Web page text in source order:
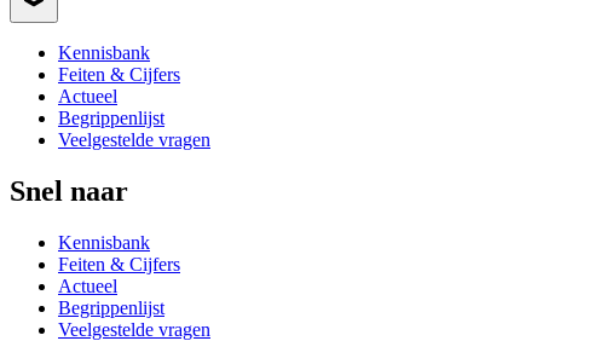
Kennisbank
Feiten & Cijfers
Actueel
Begrippenlijst
Veelgestelde vragen
Snel naar
Kennisbank
Feiten & Cijfers
Actueel
Begrippenlijst
Veelgestelde vragen